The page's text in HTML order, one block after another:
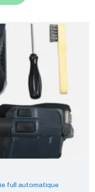
full automatique